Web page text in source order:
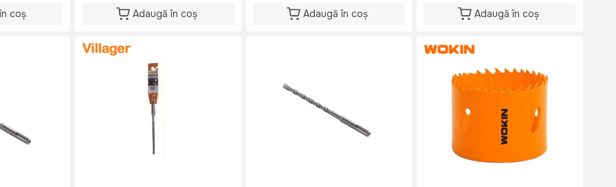
coș Adaugă în coș Adaugă în coș Adaugă în coș